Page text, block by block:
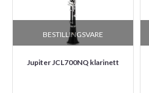
BESTILLINGSVARE
Jupiter JCL700NQ klarinett